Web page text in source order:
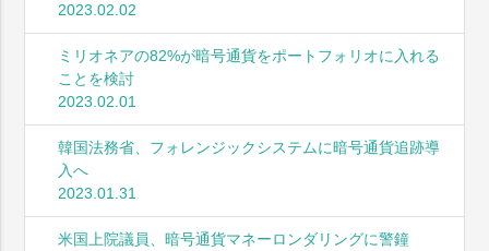
2023.02.02
ミリオネアの82%が暗号通貨をポートフォリオに入れる
ことを検討
2023.02.01
韓国法務省、フォレンジックシステムに暗号通貨追跡導
入へ
2023.01.31
米国上院議員、暗号通貨マネーロンダリングに警鐘